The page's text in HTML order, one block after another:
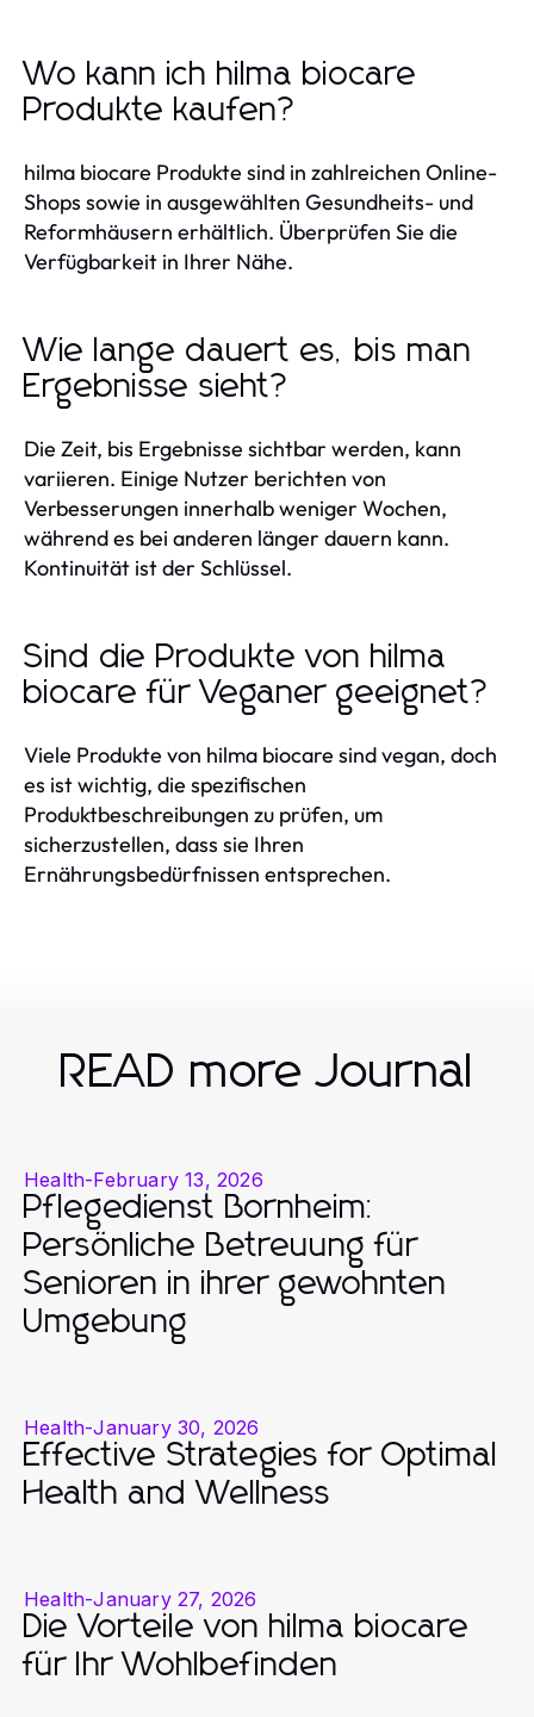
Wo kann ich hilma biocare
Produkte kaufen?
hilma biocare Produkte sind in zahlreichen Online-
Shops sowie in ausgewählten Gesundheits- und
Reformhäusern erhältlich. Überprüfen Sie die
Verfügbarkeit in Ihrer Nähe.
Wie lange dauert es, bis man
Ergebnisse sieht?
Die Zeit, bis Ergebnisse sichtbar werden, kann
variieren. Einige Nutzer berichten von
Verbesserungen innerhalb weniger Wochen,
während es bei anderen länger dauern kann.
Kontinuität ist der Schlüssel.
Sind die Produkte von hilma
biocare für Veganer geeignet?
Viele Produkte von hilma biocare sind vegan, doch
es ist wichtig, die spezifischen
Produktbeschreibungen zu prüfen, um
sicherzustellen, dass sie Ihren
Ernährungsbedürfnissen entsprechen.
READ more Journal
Health-February 13, 2026
Pflegedienst Bornheim:
Persönliche Betreuung für
Senioren in ihrer gewohnten
Umgebung
Health-January 30, 2026
Effective Strategies for Optimal
Health and Wellness
Health-January 27, 2026
Die Vorteile von hilma biocare
für Ihr Wohlbefinden